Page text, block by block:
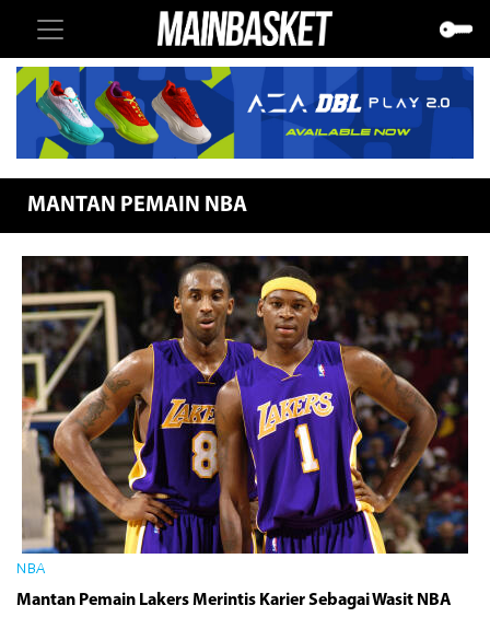
MANTAN PEMAIN NBA
NBA
Mantan Pemain Lakers Merintis Karier Sebagai Wasit NBA